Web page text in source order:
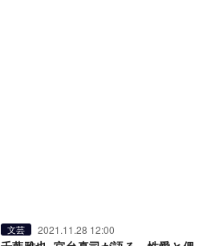
文芸 2021.11.28 12:00